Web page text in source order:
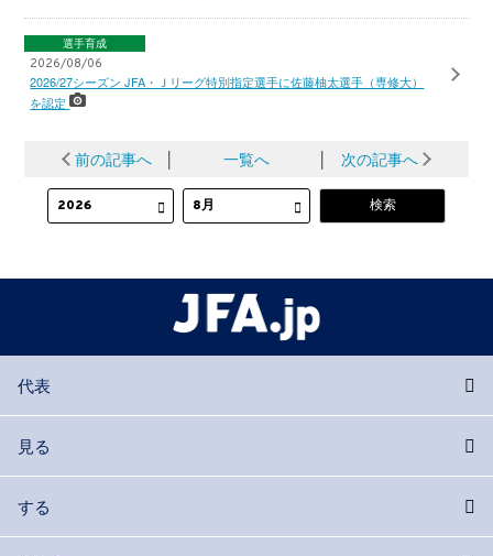
選手育成
2026/08/06
2026/27シーズン JFA・Ｊリーグ特別指定選手に佐藤柚太選手（専修大）
を認定
前の記事へ │ 一覧へ │ 次の記事へ
代表
見る
する